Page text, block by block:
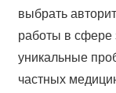
выбрать
работы в
уникальные
частных